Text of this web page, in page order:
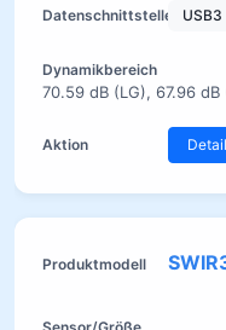
USB3
70.59 dB (LG), 67.96